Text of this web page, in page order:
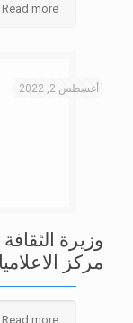
Read more
أغسطس 2, 2022
وزيرة
مركز
Read more